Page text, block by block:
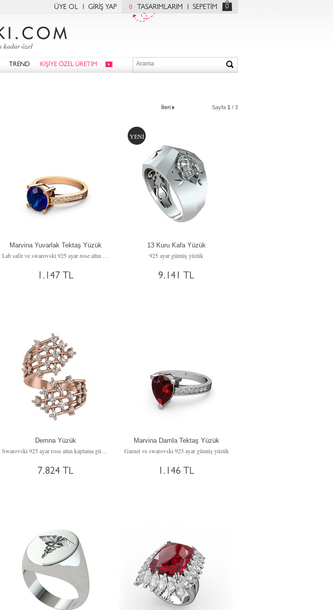
ÜYE OL GİRİŞ YAP 0 TASARIMLARIM SEPETİM 0
TREND KİŞİYE ÖZEL ÜRETİM
İleri Sayfa 1 / 3
Marvina Yuvarlak Tektaş Yüzük
1.147 TL
YENİ
13 Kuru Kafa Yüzük
925 ayar gümüş yüzük
9.141 TL
Demna Yüzük
7.824 TL
Marvina Damla Tektaş Yüzük
Garnet ve swarovski 925 ayar gümüş yüzük
1.146 TL